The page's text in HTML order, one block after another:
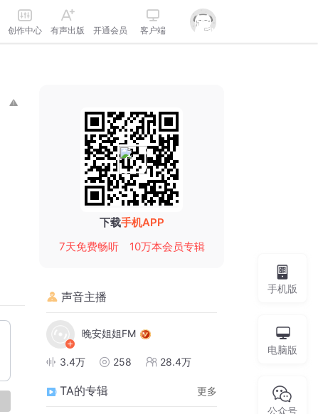
创作中心 有声出版 开通会员 客户端
下载手机APP
7天免费畅听
10万本会员专辑
声音主播
晚安姐姐FM
3.4万 258 28.4万
TA的专辑 更多
手机版
电脑版
公众号